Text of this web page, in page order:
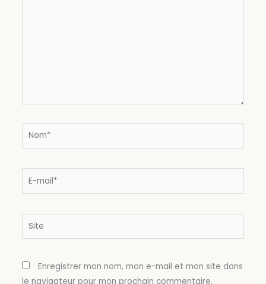
Nom*
E-
Site
Enregistrer mon nom, mon e-mail et mon site dans
le navigateur pour mon prochain commentaire.